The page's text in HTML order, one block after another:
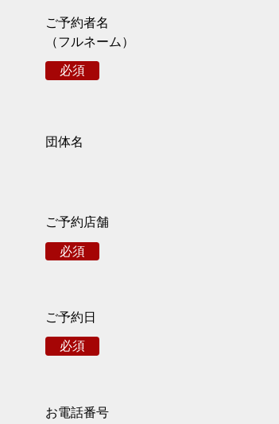
ご予約者名
（フルネーム）
必須
団体名
ご予約店舗
必須
ご予約日
必須
お電話番号